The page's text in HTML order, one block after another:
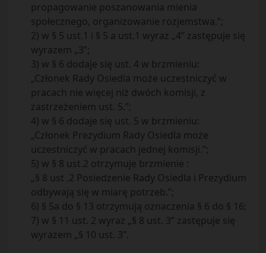
propagowanie poszanowania mienia
społecznego, organizowanie rozjemstwa.”;
2) w § 5 ust.1 i § 5 a ust.1 wyraz „4” zastępuje się
wyrazem „3”;
3) w § 6 dodaje się ust. 4 w brzmieniu:
„Członek Rady Osiedla może uczestniczyć w
pracach nie więcej niż dwóch komisji, z
zastrzeżeniem ust. 5.”;
4) w § 6 dodaje się ust. 5 w brzmieniu:
„Członek Prezydium Rady Osiedla może
uczestniczyć w pracach jednej komisji.”;
5) w § 8 ust.2 otrzymuje brzmienie :
„§ 8 ust .2 Posiedzenie Rady Osiedla i Prezydium
odbywają się w miarę potrzeb.”;
6) § 5a do § 13 otrzymują oznaczenia § 6 do § 16;
7) w § 11 ust. 2 wyraz „§ 8 ust. 3” zastępuje się
wyrazem „§ 10 ust. 3”.